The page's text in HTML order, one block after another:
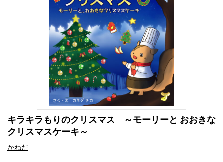
キラキラもりのクリスマス ～モーリーと おおきな
クリスマスケーキ～
かねだ